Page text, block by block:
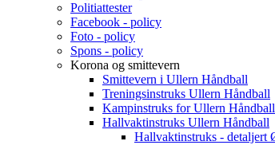
Politiattester
Facebook - policy
Foto - policy
Spons - policy
Korona og smittevern
Smittevern i Ullern Håndball
Treningsinstruks Ullern Håndball
Kampinstruks for Ullern Håndball
Hallvaktinstruks Ullern Håndball
Hallvaktinstruks - detaljert